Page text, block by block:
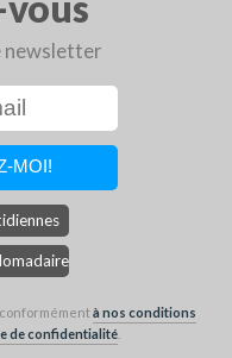
à nos conditions
de confidentialité.